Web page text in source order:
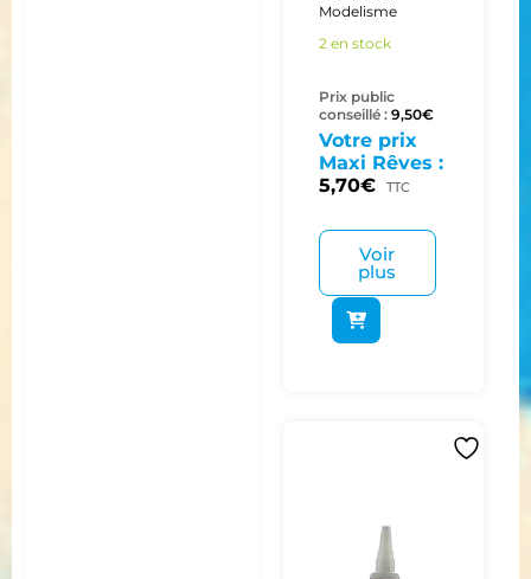
Modelisme
2 en stock
Prix public
conseillé : 9,50€
Votre prix
Maxi Rêves :
5,70€ TTC
Voir
plus